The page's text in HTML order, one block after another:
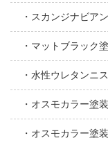
スカンジナビア
マットブラック
水性ウレタンニ
オスモカラー塗
オスモカラー塗